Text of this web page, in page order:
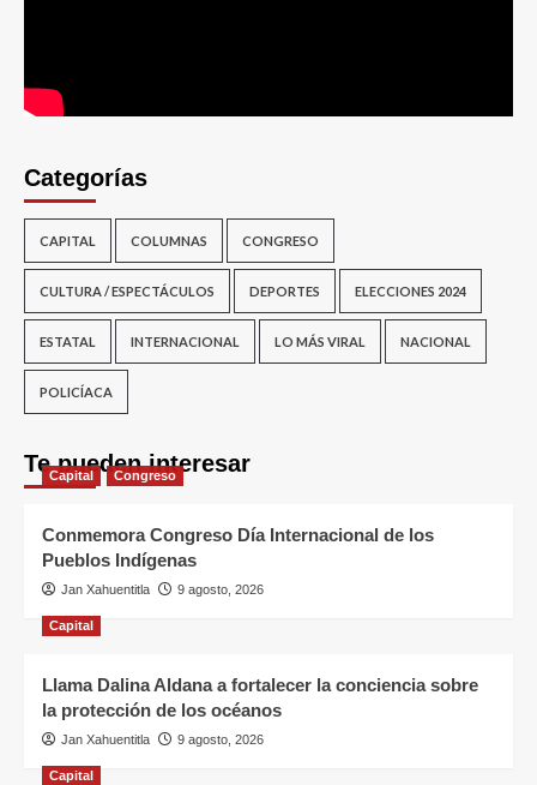
Categorías
CAPITAL COLUMNAS CONGRESO
CULTURA / ESPECTÁCULOS DEPORTES ELECCIONES 2024
ESTATAL INTERNACIONAL LO MÁS VIRAL NACIONAL
POLICÍACA
Te pueden interesar
Capital Congreso
Conmemora Congreso Día Internacional de los
Pueblos Indígenas
Jan Xahuentitla 9 agosto, 2026
Capital
Llama Dalina Aldana a fortalecer la conciencia sobre
la protección de los océanos
Jan Xahuentitla 9 agosto, 2026
Capital